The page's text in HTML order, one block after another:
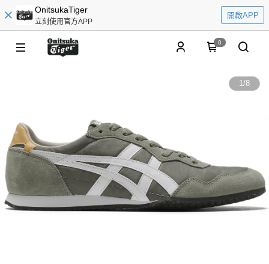
OnitsukaTiger
立刻使用官方APP
開啟APP
0
1/8